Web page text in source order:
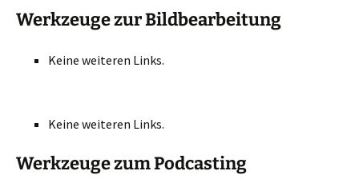
Werkzeuge zur Bildbearbeitung
Keine weiteren Links.
Keine weiteren Links.
Werkzeuge zum Podcasting